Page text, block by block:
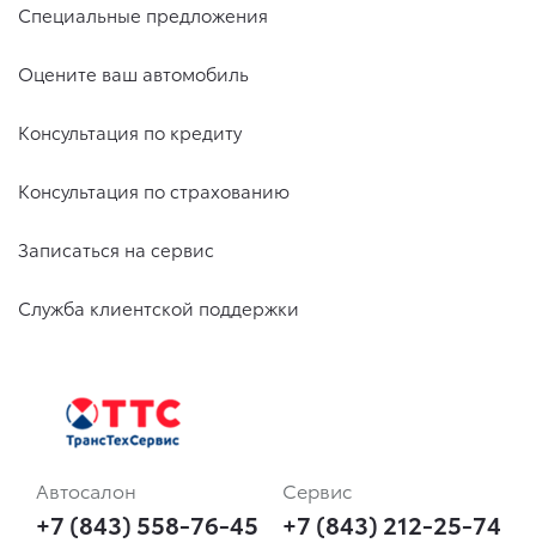
Специальные предложения
Оцените ваш автомобиль
Консультация по кредиту
Консультация по страхованию
Записаться на сервис
Служба клиентской поддержки
Автосалон
+7 (843) 558-76-45
Сервис
+7 (843) 212-25-74